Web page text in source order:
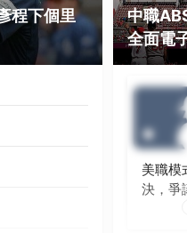
程下個里
中職
全面電
美職模
決，爭